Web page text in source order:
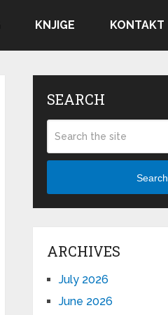
KNJIGE KONTAKT
SEARCH
Search
ARCHIVES
July 2026
June 2026